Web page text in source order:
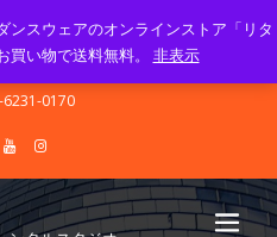
10.00 - 23.00
tango.com
6231-0170
ンスウェアのオンラインストア「リタ
買い物で送料無料。 非表示